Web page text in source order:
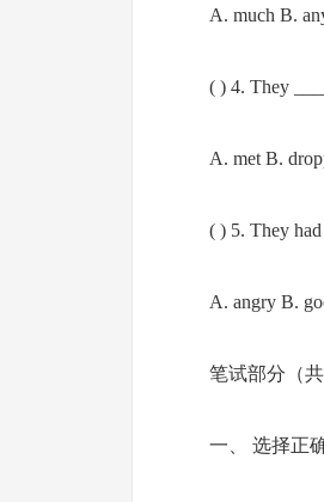
A. much B.
( ) 4. They
A. met B.
( ) 5. They
A. angry B.
笔试部分（共
一、 选择正